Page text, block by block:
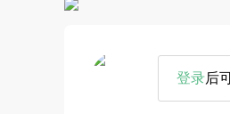
登录后